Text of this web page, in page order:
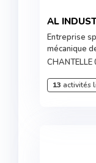
AL
Entreprise
mécanique
CHANTELLE
13 activités